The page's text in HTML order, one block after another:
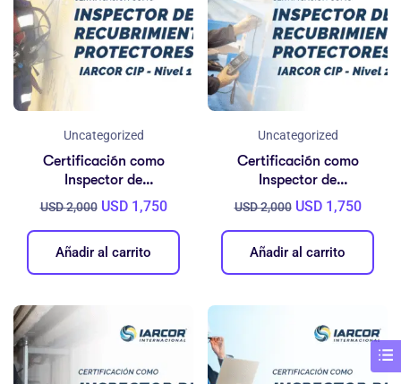
Uncategorized
Certificación como
Inspector de
Recubrimientos
Protectores – IARCOR
CIP Nivel 1
USD2,000 USD 1,750
Añadir al carrito
Uncategorized
Certificación como
Inspector de
Recubrimientos
Protectores – IARCOR
CIP Nivel 2
USD2,000 USD 1,750
Añadir al carrito